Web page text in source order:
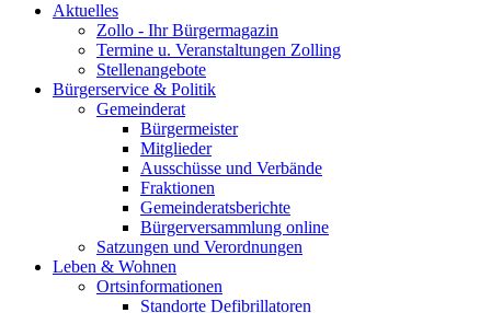
Aktuelles
Zollo - Ihr Bürgermagazin
Termine u. Veranstaltungen Zolling
Stellenangebote
Bürgerservice & Politik
Gemeinderat
Bürgermeister
Mitglieder
Ausschüsse und Verbände
Fraktionen
Gemeinderatsberichte
Bürgerversammlung online
Satzungen und Verordnungen
Leben & Wohnen
Ortsinformationen
Standorte Defibrillatoren